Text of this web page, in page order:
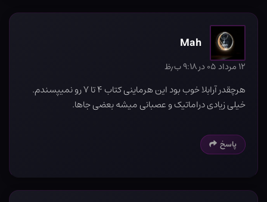
Mah
۱۲ مرداد ۰۵ در ۹:۱۸ ب٫ظ
هرچقدر آرابلا خوب بود این هرماینی کتاب ۴ تا ۷ رو نمیپسندم.
خیلی زیادی دراماتیک و عصبانی میشه بعضی جاها.
پاسخ